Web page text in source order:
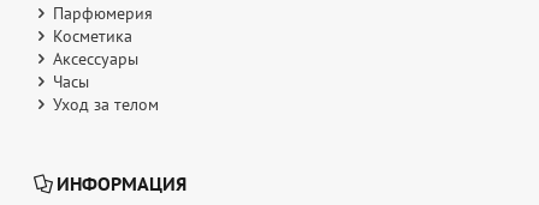
Парфюмерия
Косметика
Аксессуары
Часы
Уход за телом
ИНФОРМАЦИЯ